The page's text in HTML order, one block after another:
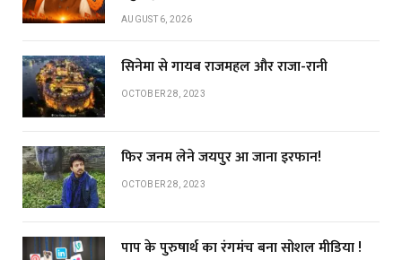
AUGUST 6, 2026
सिनेमा से गायब राजमहल और राजा-रानी
OCTOBER 28, 2023
फिर जनम लेने जयपुर आ जाना इरफान!
OCTOBER 28, 2023
पाप के पुरुषार्थ का रंगमंच बना सोशल मीडिया !